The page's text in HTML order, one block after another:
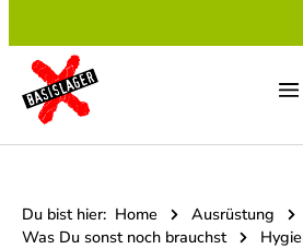
Du bist hier: Home
Ausrüstung
Was Du sonst noch brauchst